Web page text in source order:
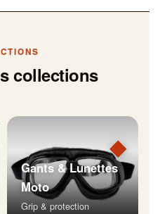
collections
◆
Gants & Lunettes
Moto
Grip & protection